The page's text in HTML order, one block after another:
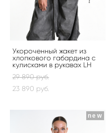
Укороченный жакет из
хлопкового габардина с
кулисками в рукавах LH
29 890 pуб.
23 890 pуб.
new